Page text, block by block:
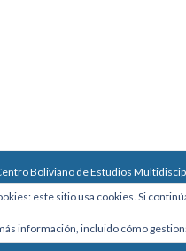
Boliviano de Estudios
Macario Pinilla # 2588 esq. Av.
+591 2431818 - Celular: +591
con
por Graphene Themes.
este sitio usa cookies. Si
información, incluido cómo